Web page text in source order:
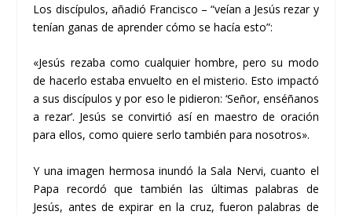
Los discípulos, añadió Francisco – “veían a Jesús rezar y
tenían ganas de aprender cómo se hacía esto”:
«Jesús rezaba como cualquier hombre, pero su modo
de hacerlo estaba envuelto en el misterio. Esto impactó
a sus discípulos y por eso le pidieron: ‘Señor, enséñanos
a rezar’. Jesús se convirtió así en maestro de oración
para ellos, como quiere serlo también para nosotros».
Y una imagen hermosa inundó la Sala Nervi, cuanto el
Papa recordó que también las últimas palabras de
Jesús, antes de expirar en la cruz, fueron palabras de